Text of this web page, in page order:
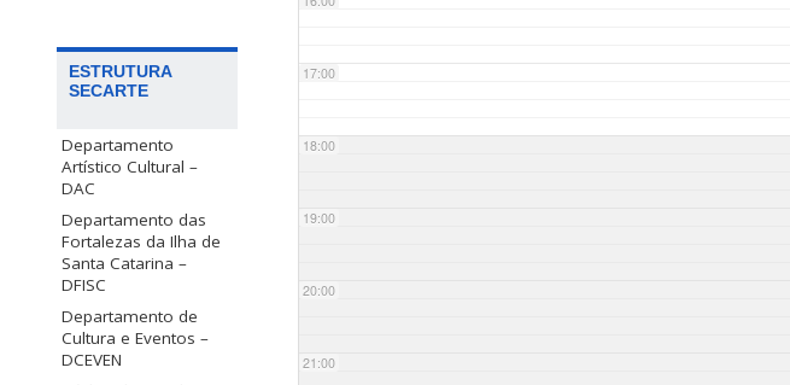
ESTRUTURA
SECARTE
Departamento
Artístico Cultural –
DAC
Departamento das
Fortalezas da Ilha de
Santa Catarina –
DFISC
Departamento de
Cultura e Eventos –
DCEVEN
17:00
18:00
19:00
20:00
21:00